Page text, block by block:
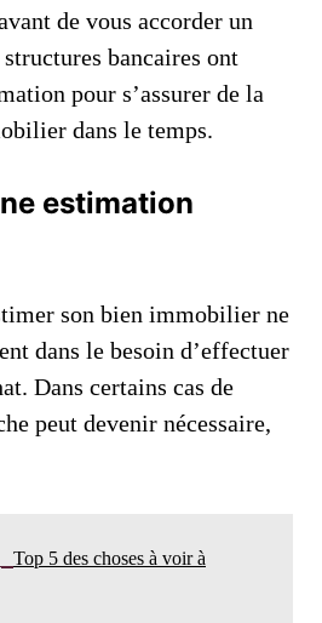
de vous accorder un
bancaires ont
pour s’assurer de la
dans le temps.
estimation
son bien immobilier ne
dans le besoin d’effectuer
Dans certains cas de
peut devenir nécessaire,
Top 5 des choses à voir à